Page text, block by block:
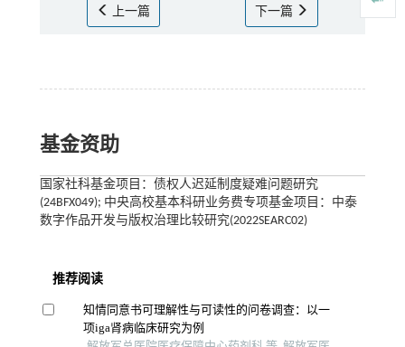
上一篇 下一篇
基金资助
国家社科基金项目：债权人迟延制度疑难问题研究
(24BFX049); 中央高校基本科研业务费专项基金项目：中泰
数字作品开发与版权治理比较研究(2022SEARC02)